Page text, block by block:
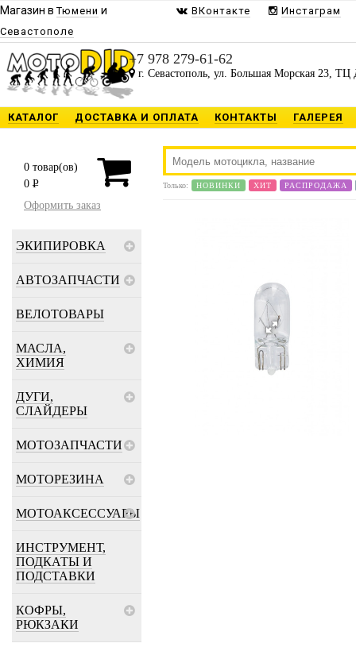
Магазин вТюмени и
Севастополе
ВКонтакте Инстаграм
+7 978 279-61-62
г. Севастополь, ул. Большая Морская 23, ТЦ
КАТАЛОГ ДОСТАВКА И ОПЛАТА КОНТАКТЫ ГАЛЕРЕЯ
0 товар(ов)
0 P
Оформить заказ
ЭКИПИРОВКА
АВТОЗАПЧАСТИ
ВЕЛОТОВАРЫ
МАСЛА,
ХИМИЯ
ДУГИ,
СЛАЙДЕРЫ
МОТОЗАПЧАСТИ
МОТОРЕЗИНА
МОТОАКСЕССУАРЫ
ИНСТРУМЕНТ,
ПОДКАТЫ И
ПОДСТАВКИ
КОФРЫ,
РЮКЗАКИ
Только: НОВИНКИ ХИТ РАСПРОДАЖА